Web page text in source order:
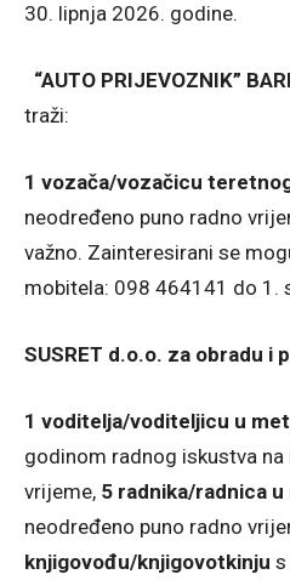
30. lipnja 2026. godine.
“AUTO PRIJEVOZNIK”
traži:
1 vozača/vozačicu
neodređeno puno radno
važno. Zainteresirani se
mobitela: 098 464141 do 1.
SUSRET d.o.o. za obradu i
1 voditelja/voditeljicu u
godinom radnog iskustva
vrijeme, 5 radnika/radnica
neodređeno puno radno
knjigovođu/knjigovotkinju s